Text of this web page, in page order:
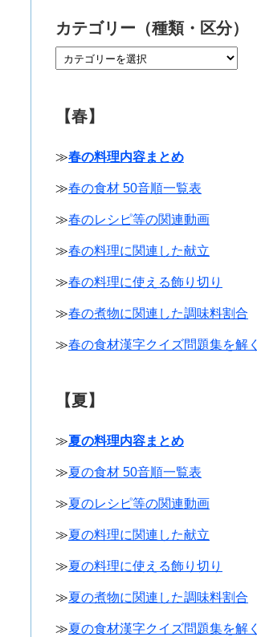
カテゴリー（種類・区分）
【春】
≫春の料理内容まとめ
≫春の食材 50音順一覧表
≫春のレシピ等の関連動画
≫春の料理に関連した献立
≫春の料理に使える飾り切り
≫春の煮物に関連した調味料割合
≫春の食材漢字クイズ問題集を解く
【夏】
≫夏の料理内容まとめ
≫夏の食材 50音順一覧表
≫夏のレシピ等の関連動画
≫夏の料理に関連した献立
≫夏の料理に使える飾り切り
≫夏の煮物に関連した調味料割合
≫夏の食材漢字クイズ問題集を解く